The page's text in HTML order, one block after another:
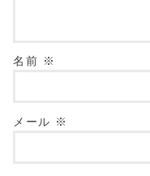
名前 ※
メール ※